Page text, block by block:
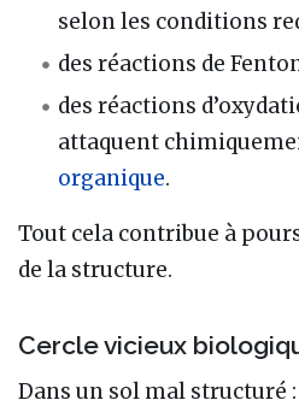
selon les conditions
des réactions de
des réactions
attaquent
organique.
Tout cela contribue à
de la structure.
Cercle vicieux
Dans un sol mal structuré :